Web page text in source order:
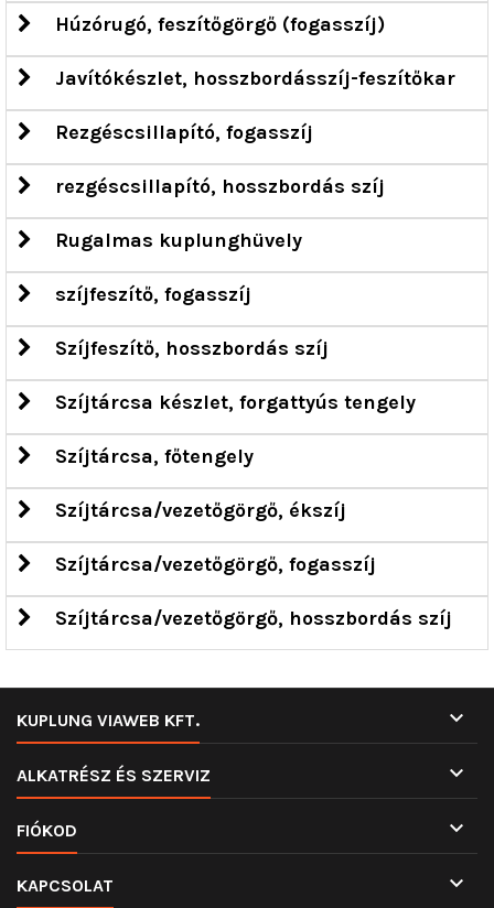
Húzórugó, feszítőgörgő (fogasszíj)
Javítókészlet, hosszbordásszíj-feszítőkar
Rezgéscsillapító, fogasszíj
rezgéscsillapító, hosszbordás szíj
Rugalmas kuplunghüvely
szíjfeszítő, fogasszíj
Szíjfeszítő, hosszbordás szíj
Szíjtárcsa készlet, forgattyús tengely
Szíjtárcsa, főtengely
Szíjtárcsa/vezetőgörgő, ékszíj
Szíjtárcsa/vezetőgörgő, fogasszíj
Szíjtárcsa/vezetőgörgő, hosszbordás szíj
KUPLUNG VIAWEB KFT. 
ALKATRÉSZ ÉS SZERVIZ 
FIÓKOD 
KAPCSOLAT 